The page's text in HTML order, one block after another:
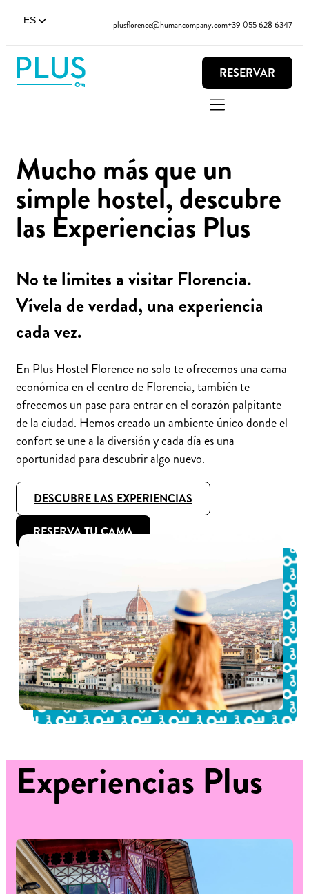
ES plusflorence@humancompany.com+39 055 628 6347
RESERVAR
Mucho más que un
simple hostel, descubre
las Experiencias Plus
No te limites a visitar Florencia.
Vívela de verdad, una experiencia
cada vez.
En Plus Hostel Florence no solo te ofrecemos una cama
económica en el centro de Florencia, también te
ofrecemos un pase para entrar en el corazón palpitante
de la ciudad. Hemos creado un ambiente único donde el
confort se une a la diversión y cada día es una
oportunidad para descubrir algo nuevo.
DESCUBRE LAS EXPERIENCIAS
RESERVA TU CAMA
Experiencias Plus